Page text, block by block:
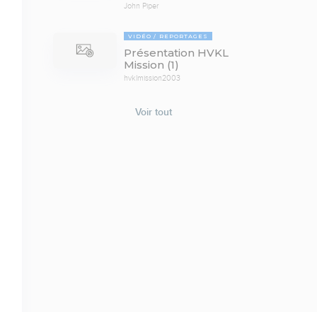
John Piper
VIDÉO REPORTAGES
Présentation HVKL
Mission (1)
hvklmission2003
Voir tout